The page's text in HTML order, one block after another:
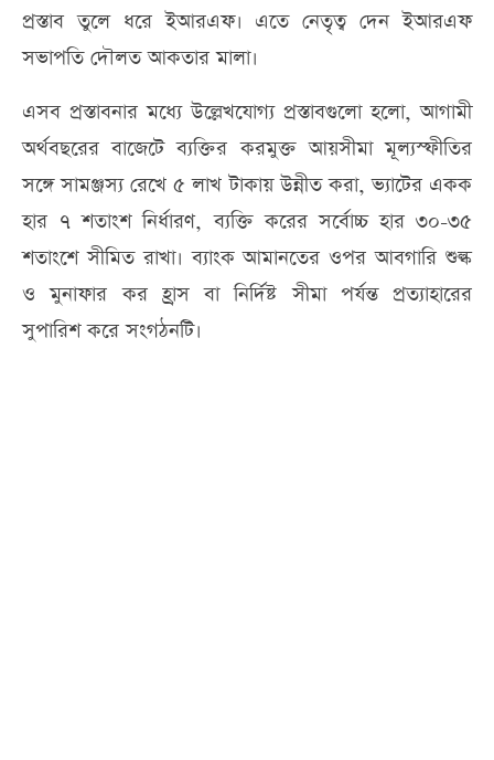
প্রস্তাব তুলে ধরে ইআরএফ। এতে নেতৃত্ব দেন ইআরএফ
সভাপতি দৌলত আকতার মালা।
এসব প্রস্তাবনার মধ্যে উল্লেখযোগ্য প্রস্তাবগুলো হলো, আগামী
অর্থবছরের বাজেটে ব্যক্তির করমুক্ত আয়সীমা মূল্যস্ফীতির
সঙ্গে সামঞ্জস্য রেখে ৫ লাখ টাকায় উন্নীত করা, ভ্যাটের একক
হার ৭ শতাংশ নির্ধারণ, ব্যক্তি করের সর্বোচ্চ হার ৩০-৩৫
শতাংশে সীমিত রাখা। ব্যাংক আমানতের ওপর আবগারি শুল্ক
ও মুনাফার কর হ্রাস বা নির্দিষ্ট সীমা পর্যন্ত প্রত্যাহারের
সুপারিশ করে সংগঠনটি।